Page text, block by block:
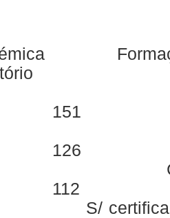
C/
151
S/
126
C/
112
S/ certificado